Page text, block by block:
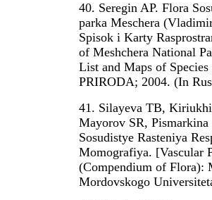
40. Seregin AP. Flora
parka Meschera
Spisok i Karty
of Meshchera National
List and Maps of
PRIRODA; 2004. (In
41. Silayeva TB,
Mayorov SR,
Sosudistye Rasteniya
Momografiya. [Vascular
(Compendium of Flora):
Mordovskogo